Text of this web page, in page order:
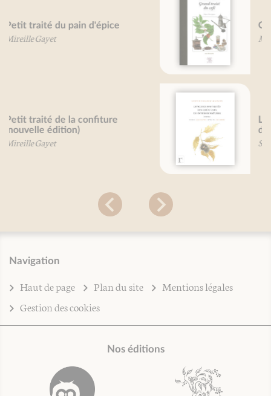
Grand traité du café
Livre des subtilités des créatures
de diverses natures - Physica
Sainte Hildegarde de Bingen
Navigation
Haut de page Plan du site
Mentions légales
Gestion des cookies
Nos éditions